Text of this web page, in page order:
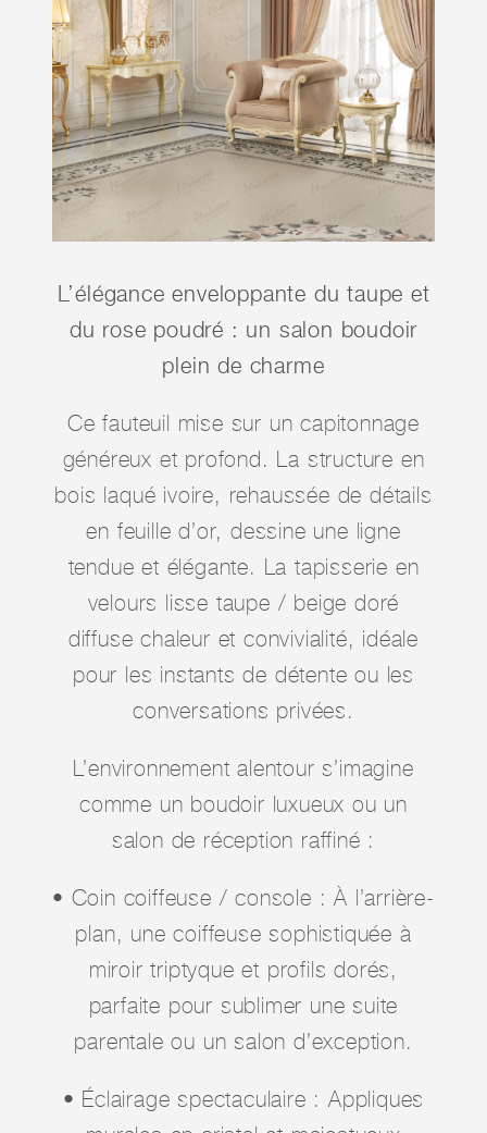
L’élégance enveloppante du taupe et
du rose poudré : un salon boudoir
plein de charme
Ce fauteuil mise sur un capitonnage
généreux et profond. La structure en
bois laqué ivoire, rehaussée de détails
en feuille d’or, dessine une ligne
tendue et élégante. La tapisserie en
velours lisse taupe / beige doré
diffuse chaleur et convivialité, idéale
pour les instants de détente ou les
conversations privées.
L’environnement alentour s’imagine
comme un boudoir luxueux ou un
salon de réception raffiné :
• Coin coiffeuse / console : À l’arrière-
plan, une coiffeuse sophistiquée à
miroir triptyque et profils dorés,
parfaite pour sublimer une suite
parentale ou un salon d’exception.
• Éclairage spectaculaire : Appliques